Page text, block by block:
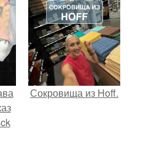
Сокровища из Hoff.